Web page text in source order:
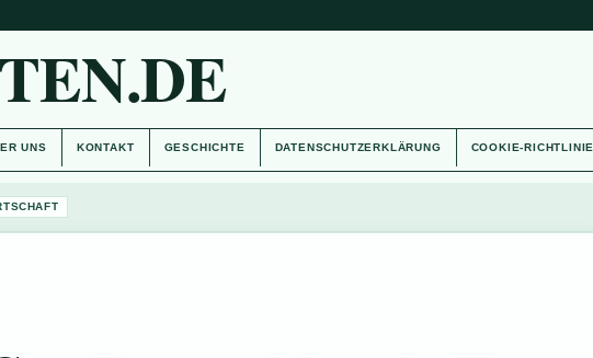
UNS KONTAKT GESCHICHTE DATENSCHUTZERKLÄRUNG COOKIE-RICHTLINIE